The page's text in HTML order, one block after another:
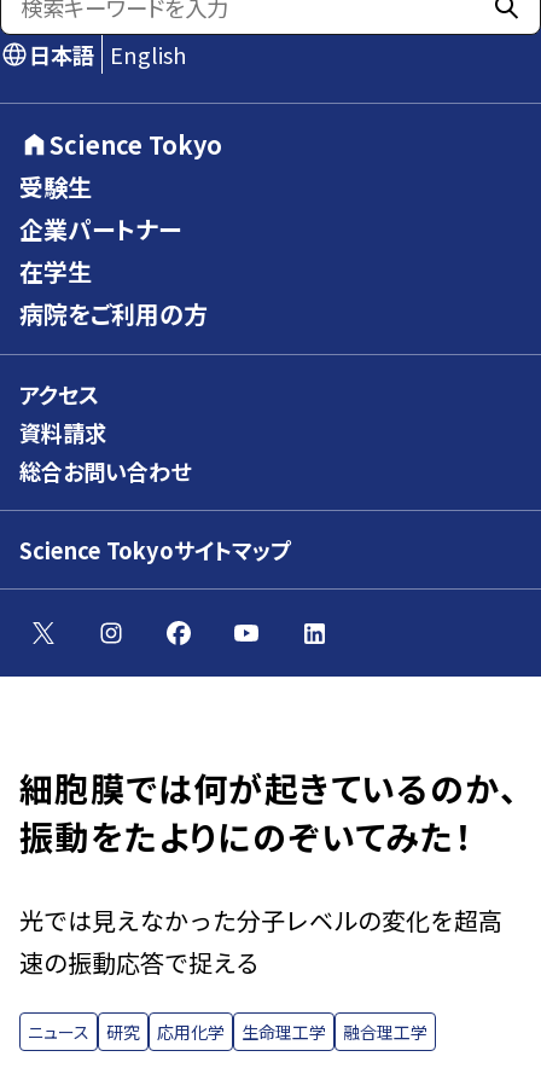
日本語 English
Science Tokyo
受験生
企業パートナー
在学生
病院をご利用の方
アクセス
資料請求
総合お問い合わせ
Science Tokyoサイトマップ
細胞膜では何が起きているのか、
振動をたよりにのぞいてみた！
光では見えなかった分子レベルの変化を超高
速の振動応答で捉える
ニュース 研究 応用化学 生命理工学 融合理工学